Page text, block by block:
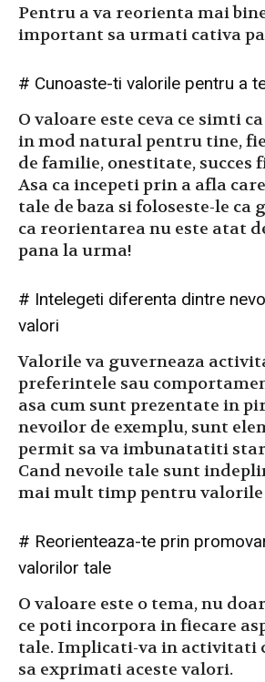
Pentru a va reorienta mai
important sa urmati cativa
# Cunoaste-ti valorile pentru a
O valoare este ceva ce simti
in mod natural pentru tine,
de familie, onestitate, succes
Asa ca incepeti prin a afla
tale de baza si foloseste-le ca
ca reorientarea nu este atat
pana la urma!
# Intelegeti diferenta dintre
valori
Valorile va guverneaza
preferintele sau
asa cum sunt prezentate in
nevoilor de exemplu, sunt
permit sa va imbunatatiti
Cand nevoile tale sunt
mai mult timp pentru valorile
# Reorienteaza-te prin
valorilor tale
O valoare este o tema, nu
ce poti incorpora in fiecare
tale. Implicati-va in activitati
sa exprimati aceste valori.